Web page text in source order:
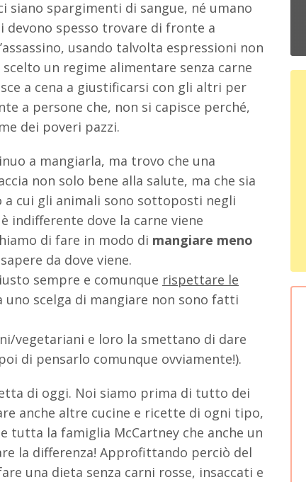
siano spargimenti di sangue, né umano
devono spesso trovare di fronte a
usando talvolta espressioni non
un regime alimentare senza carne
a cena a giustificarsi con gli altri per
a persone che, non si capisce perché,
dei poveri pazzi.
a mangiarla, ma trovo che una
non solo bene alla salute, ma che sia
cui gli animali sono sottoposti negli
indifferente dove la carne viene
di fare in modo di mangiare meno
da dove viene.
sempre e comunque rispettare le
scelga di mangiare non sono fatti
vegetariani e loro la smettano di dare
di pensarlo comunque ovviamente!).
di oggi. Noi siamo prima di tutto dei
anche altre cucine e ricette di ogni tipo,
tutta la famiglia McCartney che anche un
la differenza! Approfittando perciò del
una dieta senza carni rosse, insaccati e